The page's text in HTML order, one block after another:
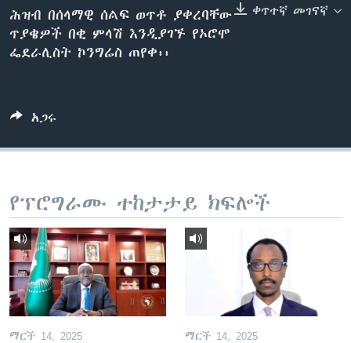
ቋንቋዎች
ቀጥተኛ መገናኛ
ሕዝብ በሰላማዊ ሰልፍ ወጥቶ ያቀረባቸው
ጥያቄዎች በቂ ምላሽ እንዲያገኙ የኦሮሞ
ፌደራሊስት ኮንግሬስ ጠየቀ፡፡
አጋሩ
የፕሮግራሙ ተከታታይ ክፍሎች
ማርች 14, 2025 ማርች 14, 2025